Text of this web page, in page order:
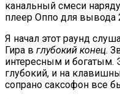
канальный смеси
плеер Оппо для вывода
Я начал этот раунд
Гира в глубокий конец.
интересным и богатым.
глубокий, и на
сопрано саксофон все